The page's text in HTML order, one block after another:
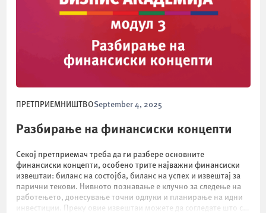
ПРЕТПРИЕМНИШТВОSeptember 4, 2025
Разбирање на финансиски концепти
Секој претприемач треба да ги разбере основните
финансиски концепти, особено трите најважни финансиски
извештаи: биланс на состојба, биланс на успех и извештај за
парични текови. Нивното познавање е клучно за следење на
работењето, донесување точни одлуки и планирање на идни
инвестиции. Преку овие извештаи можете да согледате што се